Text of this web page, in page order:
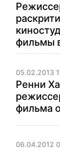
фильмы
05.02.2013
Ренни
фильма
06.04.2012